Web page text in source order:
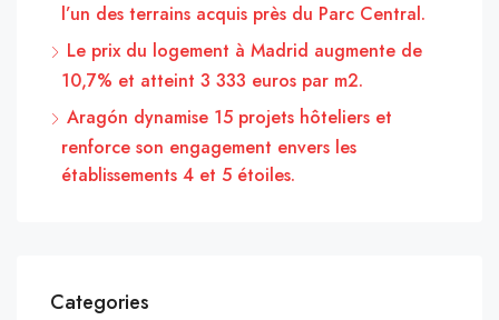
l’un des terrains acquis près du Parc Central.
Le prix du logement à Madrid augmente de
10,7% et atteint 3 333 euros par m2.
Aragón dynamise 15 projets hôteliers et
renforce son engagement envers les
établissements 4 et 5 étoiles.
Categories